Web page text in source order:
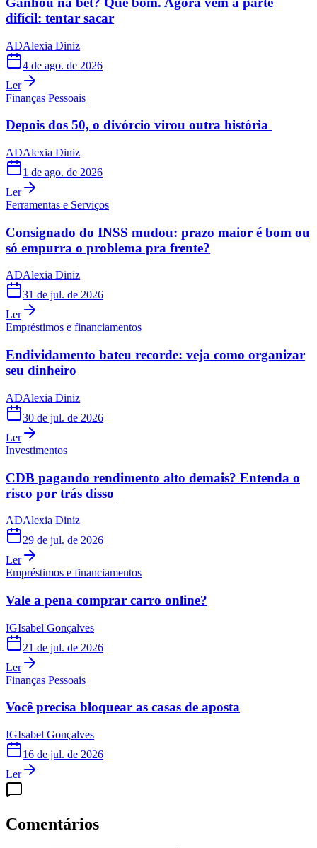
difícil: tentar sacar
ADAlexia Diniz
4 de ago. de 2026
Ler
Finanças Pessoais
Depois dos 50, o divórcio virou outra história
ADAlexia Diniz
1 de ago. de 2026
Ler
Ferramentas e Serviços
Consignado do INSS mudou: prazo maior é bom ou
só empurra o problema pra frente?
ADAlexia Diniz
31 de jul. de 2026
Ler
Empréstimos e financiamentos
Endividamento bateu recorde: veja como organizar
seu dinheiro
ADAlexia Diniz
30 de jul. de 2026
Ler
Investimentos
CDB pagando rendimento alto demais? Entenda o
risco por trás disso
ADAlexia Diniz
29 de jul. de 2026
Ler
Empréstimos e financiamentos
Vale a pena comprar carro online?
IGIsabel Gonçalves
21 de jul. de 2026
Ler
Finanças Pessoais
Você precisa bloquear as casas de aposta
IGIsabel Gonçalves
16 de jul. de 2026
Ler
Comentários